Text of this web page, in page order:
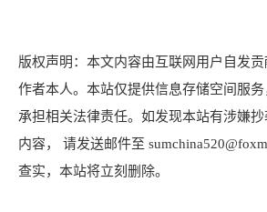
版权声明：本文内容由互联网用户自发
作者本人。本站仅提供信息存储空间服
承担相关法律责任。如发现本站有涉嫌
内容， 请发送邮件至
查实，本站将立刻删除。